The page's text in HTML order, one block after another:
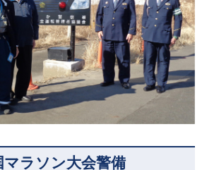
マラソン大会警備